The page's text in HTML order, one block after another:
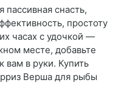
снасть,
простоту
часах с удочкой —
месте, добавьте
вам в руки. Купить
Верша для рыбы